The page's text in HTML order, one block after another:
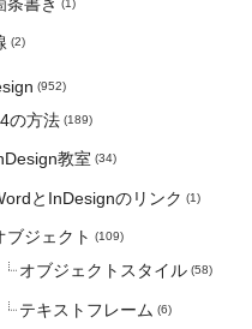
(1)
(2)
(952)
の方法 (189)
教室 (34)
とInDesignのリンク (1)
ブジェクト (109)
オブジェクトスタイル (58)
テキストフレーム (6)